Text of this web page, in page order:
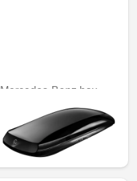
Mercedes-Benz box
box M, 430 литра
1147,06 € /
2243,45 лв.